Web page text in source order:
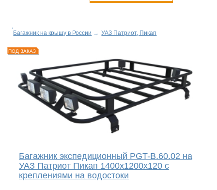
Багажник на крышу в России → УАЗ Патриот, Пикап
ПОД ЗАКАЗ
Багажник экспедиционный PGT-B.60.02 на
УАЗ Патриот Пикап 1400х1200х120 с
креплениями на водостоки